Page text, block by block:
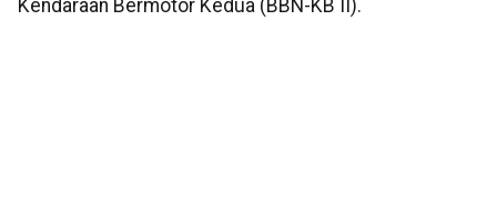
Kendaraan Bermotor Kedua (BBN-KB II).